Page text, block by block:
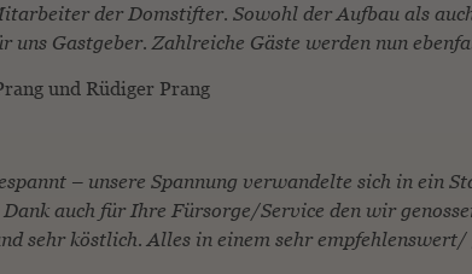
der Domstifter. Sowohl der Aufbau als
uns Gastgeber. Zahlreiche Gäste werden nun
und Rüdiger Prang
– unsere Spannung verwandelte sich in ein
auch für Ihre Fürsorge/Service den wir
sehr köstlich. Alles in einem sehr empfehlenswert/